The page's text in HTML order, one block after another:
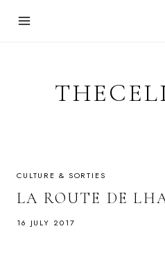
CULTURE & SORTIES
LA ROUTE DE
16 JULY 2017